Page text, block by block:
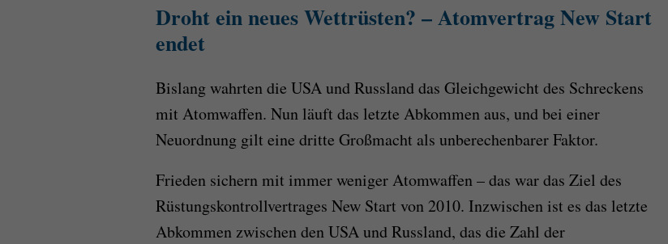
Droht ein neues Wettrüsten? – Atomvertrag New Start
endet
Bislang wahrten die USA und Russland das Gleichgewicht des Schreckens
mit Atomwaffen. Nun läuft das letzte Abkommen aus, und bei einer
Neuordnung gilt eine dritte Großmacht als unberechenbarer Faktor.
Frieden sichern mit immer weniger Atomwaffen – das war das Ziel des
Rüstungskontrollvertrages New Start von 2010. Inzwischen ist es das letzte
Abkommen zwischen den USA und Russland, das die Zahl der